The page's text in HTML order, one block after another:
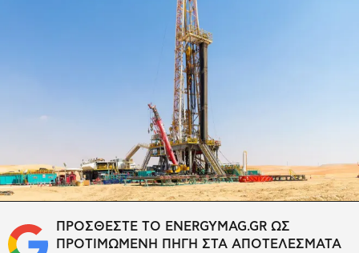
ΠΡΟΣΘΕΣΤΕ ΤΟ ENERGYMAG.GR ΩΣ
ΠΡΟΤΙΜΩΜΕΝΗ ΠΗΓΗ ΣΤΑ ΑΠΟΤΕΛΕΣΜΑΤΑ